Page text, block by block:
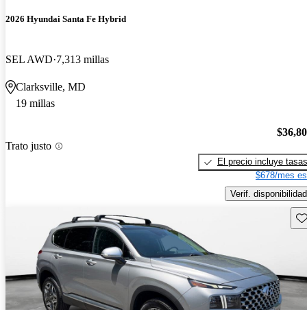
2026 Hyundai Santa Fe Hybrid
SEL AWD 7,313 millas
Clarksville, MD
19 millas
Trato justo
El precio incluye tasas
$678/mes
Verif. disponibilidad